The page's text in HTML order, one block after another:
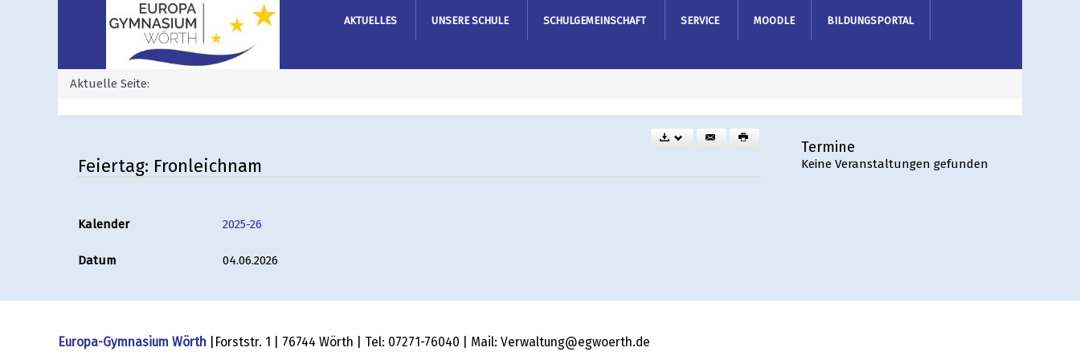
AKTUELLES UNSERE SCHULE SCHULGEMEINSCHAFT SERVICE MOODLE BILDUNGSPORTAL
Aktuelle Seite:
Feiertag: Fronleichnam
Kalender 2025-26
Datum 04.06.2026
Termine
Keine Veranstaltungen gefunden
Europa-Gymnasium Wörth |Forststr. 1 | 76744 Wörth | Tel: 07271-76040 | Mail: Verwaltung@egwoerth.de